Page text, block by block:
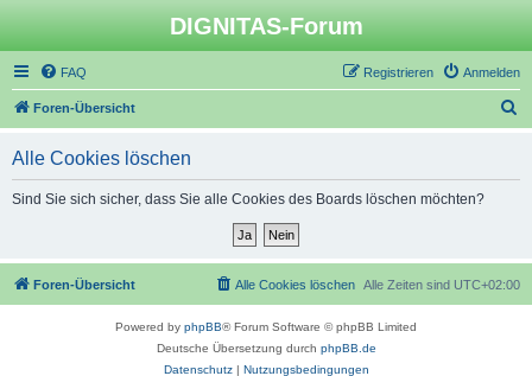
DIGNITAS-Forum
FAQ Anmelden
Registrieren
Foren-Übersicht
Alle Cookies löschen
Sind Sie sich sicher, dass Sie alle Cookies des Boards löschen möchten?
Foren-Übersicht Alle Zeiten sind UTC+02:00
Alle Cookies löschen
Powered by phpBB® Forum Software © phpBB Limited
Deutsche Übersetzung durch phpBB.de
Datenschutz| Nutzungsbedingungen